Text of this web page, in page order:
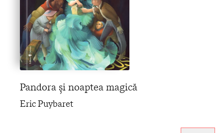
Pandora și noaptea magică
Eric Puybaret